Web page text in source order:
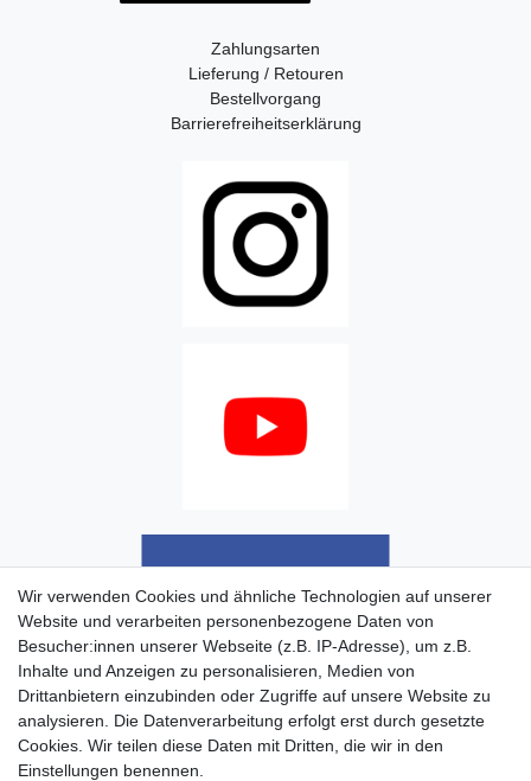
Zahlungsarten
Lieferung / Retouren
Bestellvorgang
Barrierefreiheitserklärung
Wir verwenden Cookies und ähnliche Technologien auf unserer
Website und verarbeiten personenbezogene Daten von
Besucher:innen unserer Webseite (z.B. IP-Adresse), um z.B.
Inhalte und Anzeigen zu personalisieren, Medien von
Drittanbietern einzubinden oder Zugriffe auf unsere Website zu
analysieren. Die Datenverarbeitung erfolgt erst durch gesetzte
Cookies. Wir teilen diese Daten mit Dritten, die wir in den
Einstellungen benennen.